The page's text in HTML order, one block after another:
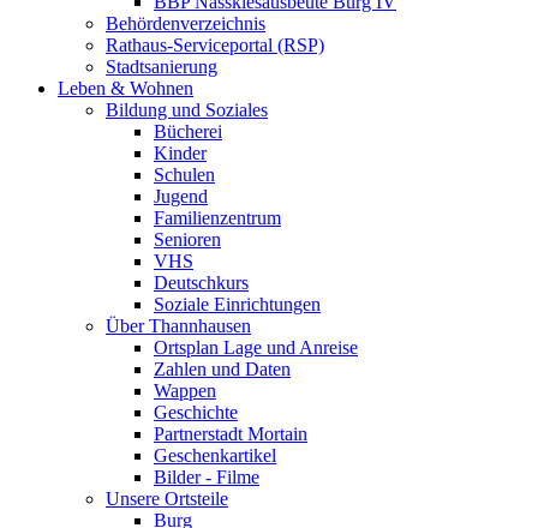
Behördenverzeichnis
Rathaus-Serviceportal (RSP)
Stadtsanierung
Leben & Wohnen
Bildung und Soziales
Bücherei
Kinder
Schulen
Jugend
Familienzentrum
Senioren
VHS
Deutschkurs
Soziale Einrichtungen
Über Thannhausen
Ortsplan Lage und Anreise
Zahlen und Daten
Wappen
Geschichte
Partnerstadt Mortain
Geschenkartikel
Bilder - Filme
Unsere Ortsteile
Burg